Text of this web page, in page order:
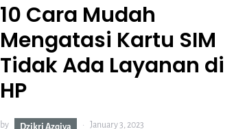
10 Cara Mudah
Mengatasi Kartu SIM
Tidak Ada Layanan di
HP
by Dzikri Azqiya January 3, 2023